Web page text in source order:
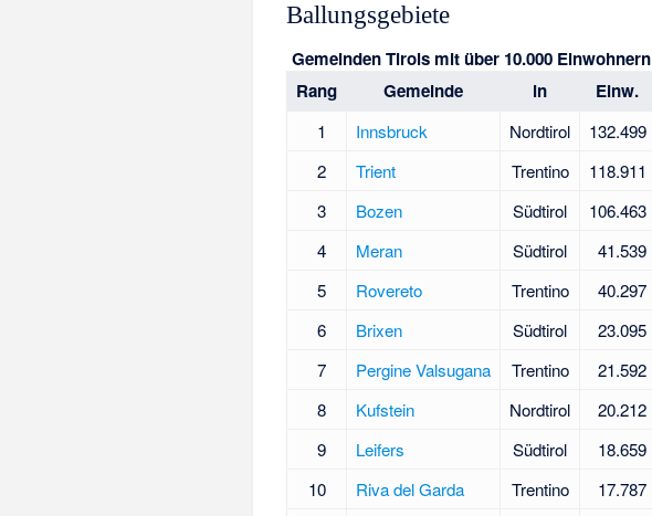
Ballungsgebiete
Gemeinden Tirols mit über 10.000 Einwohnern
Rang
Gemeinde in Einw.
1 Innsbruck Nordtirol
132.499
2
Trient Trentino
118.911
3
Bozen Südtirol
106.463
4
Meran Südtirol
41.539
5
Rovereto Trentino
40.297
6
Brixen Südtirol
23.095
7
Pergine Valsugana Trentino
21.592
8
Kufstein Nordtirol
20.212
9
Leifers Südtirol
18.659
10
Riva del Garda Trentino
17.787